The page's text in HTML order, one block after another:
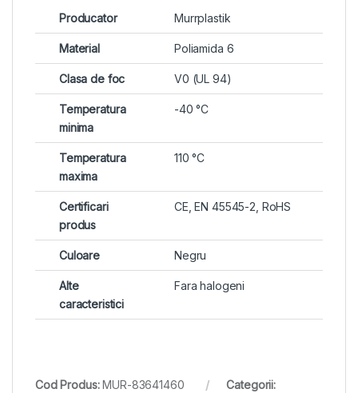
Producator Murrplastik
Material Poliamida 6
Clasa de foc V0 (UL 94)
Temperatura
minima
-40 °C
Temperatura
maxima
110 °C
Certificari
produs
CE, EN 45545-2, RoHS
Culoare Negru
Alte
caracteristici
Fara halogeni
Cod Produs:MUR-83641460
Categorii: